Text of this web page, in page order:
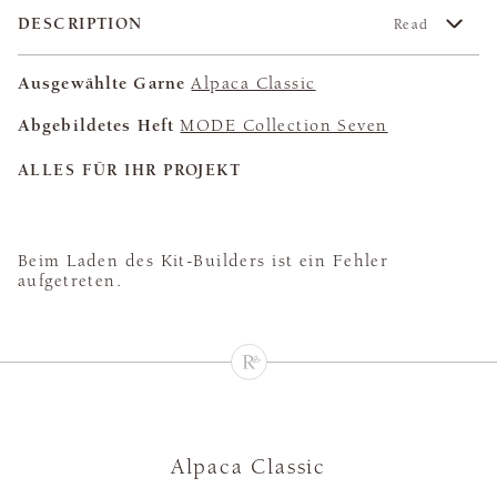
DESCRIPTION Read
Ausgewählte Garne Alpaca Classic
Abgebildetes Heft MODE Collection Seven
ALLES FÜR IHR PROJEKT
Beim Laden des Kit-Builders ist ein Fehler
aufgetreten.
Alpaca Classic